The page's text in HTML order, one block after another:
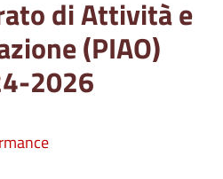
di Attività e
(PIAO)
2026